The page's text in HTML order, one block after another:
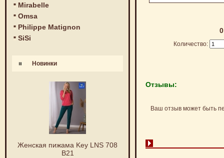
Mirabelle
Omsa
Philippe Matignon
SiSi
Новинки
Женская пижама Key LNS 708
B21
Количество:
Отзывы:
Ваш отзыв может быть